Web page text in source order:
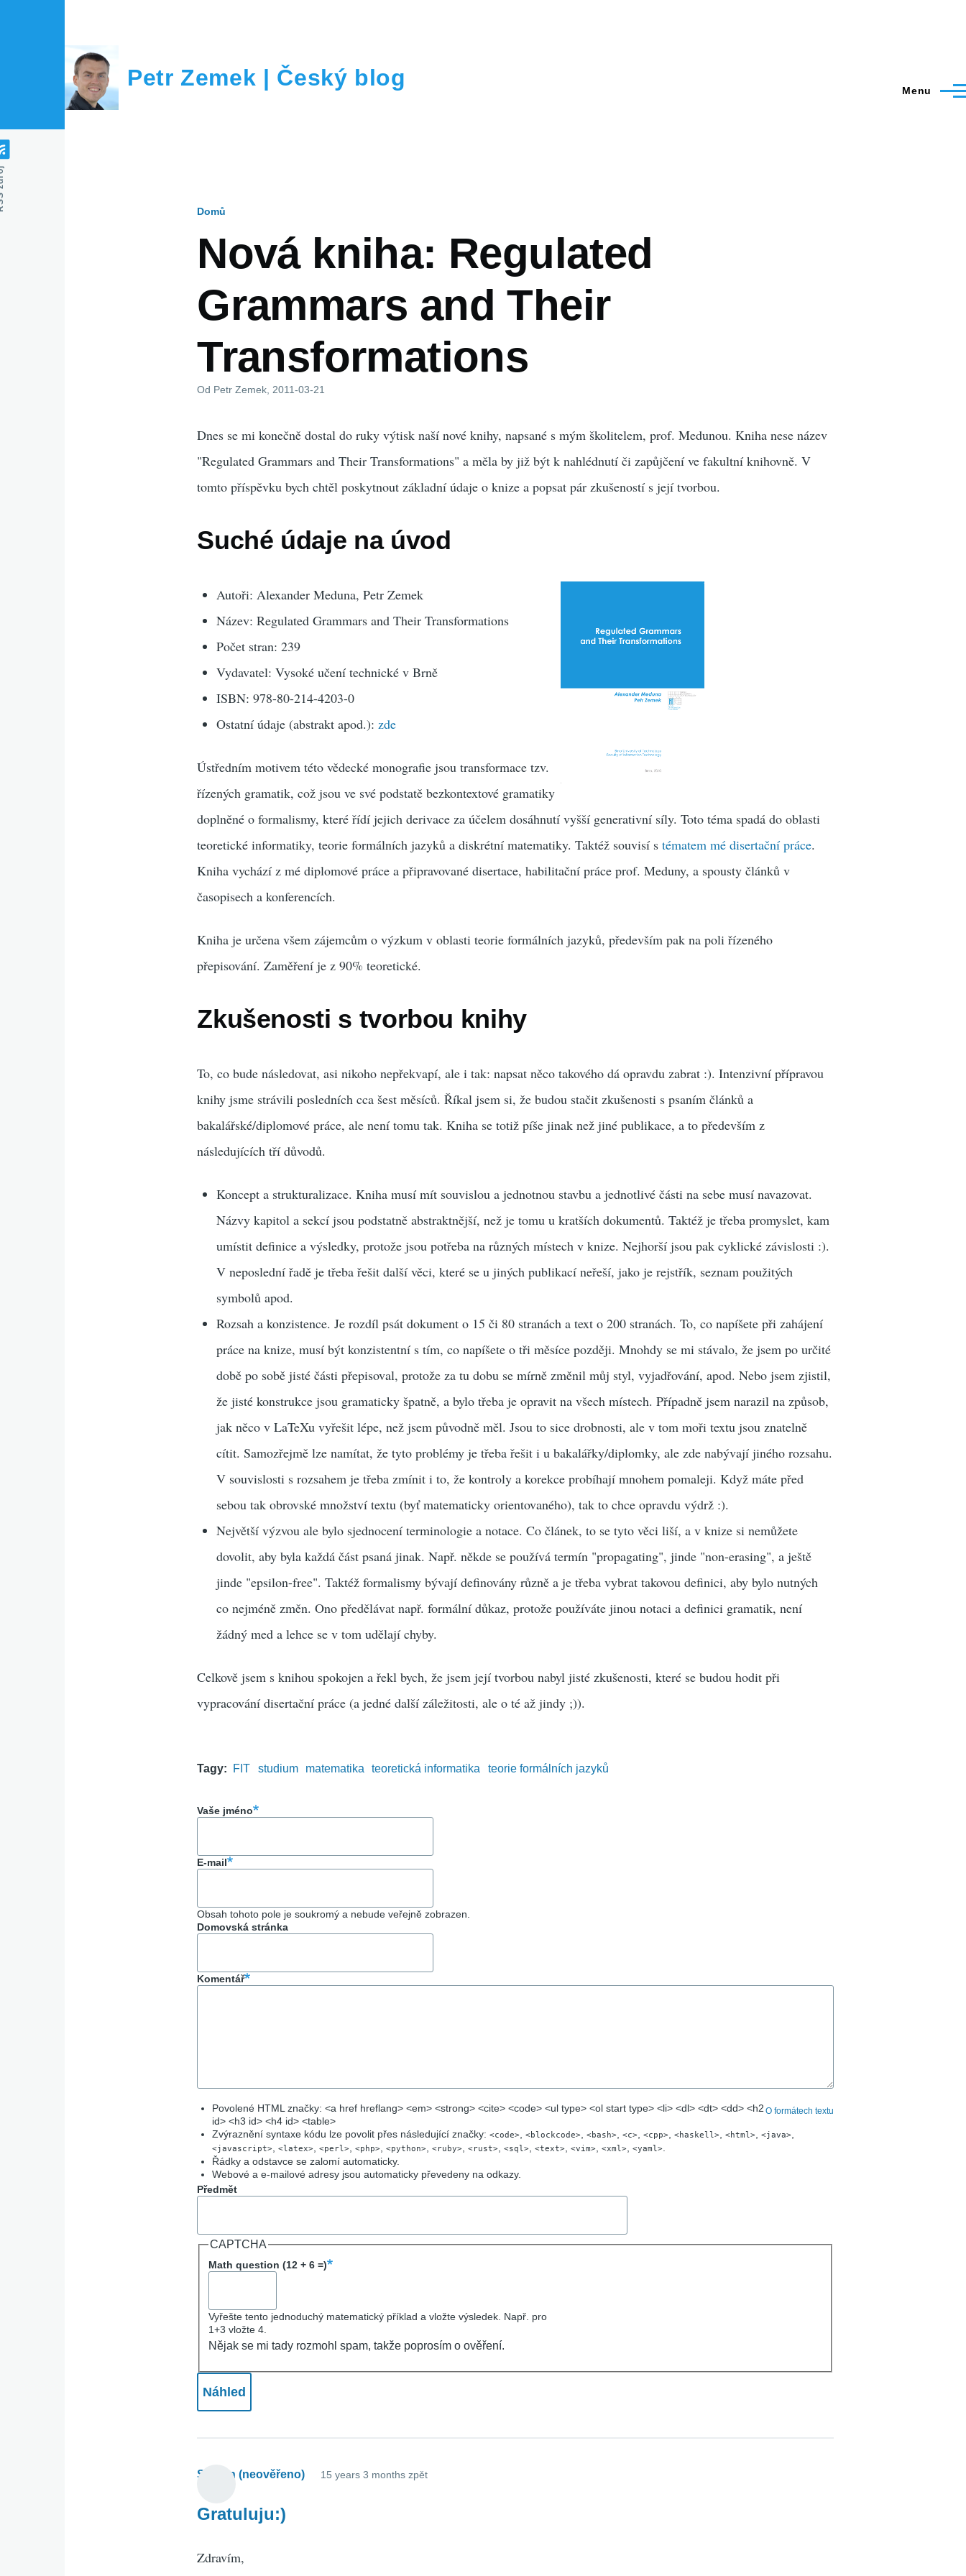
Petr Zemek | Český blog Menu
Drobečková
navigace
Domů
Nová kniha: Regulated
Grammars and Their
Transformations
Od Petr Zemek , 2011-03-21
Dnes se mi konečně dostal do ruky výtisk naší nové knihy, napsané s mým školitelem, prof. Medunou. Kniha nese název
"Regulated Grammars and Their Transformations" a měla by již být k nahlédnutí či zapůjčení ve fakultní knihovně. V
tomto příspěvku bych chtěl poskytnout základní údaje o knize a popsat pár zkušeností s její tvorbou.
Suché údaje na úvod
Autoři: Alexander Meduna, Petr Zemek
Název: Regulated Grammars and Their Transformations
Počet stran: 239
Vydavatel: Vysoké učení technické v Brně
ISBN: 978-80-214-4203-0
Ostatní údaje (abstrakt apod.): zde
Ústředním motivem této vědecké monografie jsou transformace tzv.
řízených gramatik, což jsou ve své podstatě bezkontextové gramatiky
doplněné o formalismy, které řídí jejich derivace za účelem dosáhnutí vyšší generativní síly. Toto téma spadá do oblasti
teoretické informatiky, teorie formálních jazyků a diskrétní matematiky. Taktéž souvisí stématem mé disertační práce.
Kniha vychází z mé diplomové práce a připravované disertace, habilitační práce prof. Meduny, a spousty článků v
časopisech a konferencích.
Kniha je určena všem zájemcům o výzkum v oblasti teorie formálních jazyků, především pak na poli řízeného
přepisování. Zaměření je z 90% teoretické.
Zkušenosti s tvorbou knihy
To, co bude následovat, asi nikoho nepřekvapí, ale i tak: napsat něco takového dá opravdu zabrat :). Intenzivní přípravou
knihy jsme strávili posledních cca šest měsíců. Říkal jsem si, že budou stačit zkušenosti s psaním článků a
bakalářské/diplomové práce, ale není tomu tak. Kniha se totiž píše jinak než jiné publikace, a to především z
následujících tří důvodů.
Koncept a strukturalizace. Kniha musí mít souvislou a jednotnou stavbu a jednotlivé části na sebe musí navazovat.
Názvy kapitol a sekcí jsou podstatně abstraktnější, než je tomu u kratších dokumentů. Taktéž je třeba promyslet, kam
umístit definice a výsledky, protože jsou potřeba na různých místech v knize. Nejhorší jsou pak cyklické závislosti :).
V neposlední řadě je třeba řešit další věci, které se u jiných publikací neřeší, jako je rejstřík, seznam použitých
symbolů apod.
Rozsah a konzistence. Je rozdíl psát dokument o 15 či 80 stranách a text o 200 stranách. To, co napíšete při zahájení
práce na knize, musí být konzistentní s tím, co napíšete o tři měsíce později. Mnohdy se mi stávalo, že jsem po určité
době po sobě jisté části přepisoval, protože za tu dobu se mírně změnil můj styl, vyjadřování, apod. Nebo jsem zjistil,
že jisté konstrukce jsou gramaticky špatně, a bylo třeba je opravit na všech místech. Případně jsem narazil na způsob,
jak něco v LaTeXu vyřešit lépe, než jsem původně měl. Jsou to sice drobnosti, ale v tom moři textu jsou znatelně
cítit. Samozřejmě lze namítat, že tyto problémy je třeba řešit i u bakalářky/diplomky, ale zde nabývají jiného rozsahu.
V souvislosti s rozsahem je třeba zmínit i to, že kontroly a korekce probíhají mnohem pomaleji. Když máte před
sebou tak obrovské množství textu (byť matematicky orientovaného), tak to chce opravdu výdrž :).
Největší výzvou ale bylo sjednocení terminologie a notace. Co článek, to se tyto věci liší, a v knize si nemůžete
dovolit, aby byla každá část psaná jinak. Např. někde se používá termín "propagating", jinde "non-erasing", a ještě
jinde "epsilon-free". Taktéž formalismy bývají definovány různě a je třeba vybrat takovou definici, aby bylo nutných
co nejméně změn. Ono předělávat např. formální důkaz, protože používáte jinou notaci a definici gramatik, není
žádný med a lehce se v tom udělají chyby.
Celkově jsem s knihou spokojen a řekl bych, že jsem její tvorbou nabyl jisté zkušenosti, které se budou hodit při
vypracování disertační práce (a jedné další záležitosti, ale o té až jindy ;)).
Tagy FIT studium matematika teoretická informatika teorie formálních jazyků
Vaše jméno
E-mail
Obsah tohoto pole je soukromý a nebude veřejně zobrazen.
Domovská stránka
Komentář
O formátech textu
Povolené HTML značky: <a href hreflang> <em> <strong> <cite> <code> <ul type> <ol start type> <li> <dl> <dt> <dd> <h2
id> <h3 id> <h4 id> <table>
Zvýraznění syntaxe kódu lze povolit přes následující značky:<code> ,<blockcode> ,<bash> ,<c> ,<cpp> ,<haskell> ,<html> ,<java>
<javascript> ,<latex> ,<perl> ,<php> ,<python> ,<ruby> ,<rust> ,<sql> ,<text> ,<vim> ,<xml> ,<yaml>
Řádky a odstavce se zalomí automaticky.
Webové a e-mailové adresy jsou automaticky převedeny na odkazy.
Předmět
CAPTCHA
Math question (12 + 6 =)
Vyřešte tento jednoduchý matematický příklad a vložte výsledek. Např. pro
1+3 vložte 4.
Nějak se mi tady rozmohl spam, takže poprosím o ověření.
Stoyan (neověřeno) 15 years 3 months zpět
Gratuluju:)
Zdravím,